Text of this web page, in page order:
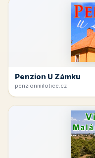
Penzion U Zámku
penzionmilotice.cz